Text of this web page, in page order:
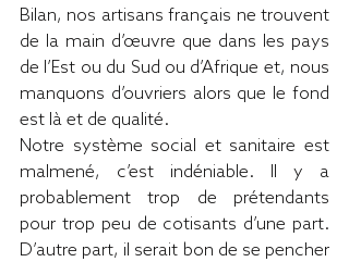
Bilan, nos artisans français ne trouvent
de la main d’œuvre que dans les pays
de l’Est ou du Sud ou d’Afrique et, nous
manquons d’ouvriers alors que le fond
est là et de qualité.
Notre système social et sanitaire est
malmené, c’est indéniable. Il y a
probablement trop de prétendants
pour trop peu de cotisants d’une part.
D’autre part, il serait bon de se pencher